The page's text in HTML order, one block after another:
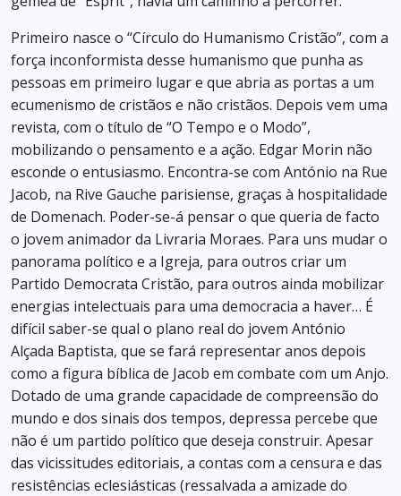
Primeiro nasce o “Círculo do Humanismo Cristão”, com a
força inconformista desse humanismo que punha as
pessoas em primeiro lugar e que abria as portas a um
ecumenismo de cristãos e não cristãos. Depois vem uma
revista, com o título de “O Tempo e o Modo”,
mobilizando o pensamento e a ação. Edgar Morin não
esconde o entusiasmo. Encontra-se com António na Rue
Jacob, na Rive Gauche parisiense, graças à hospitalidade
de Domenach. Poder-se-á pensar o que queria de facto
o jovem animador da Livraria Moraes. Para uns mudar o
panorama político e a Igreja, para outros criar um
Partido Democrata Cristão, para outros ainda mobilizar
energias intelectuais para uma democracia a haver… É
difícil saber-se qual o plano real do jovem António
Alçada Baptista, que se fará representar anos depois
como a figura bíblica de Jacob em combate com um Anjo.
Dotado de uma grande capacidade de compreensão do
mundo e dos sinais dos tempos, depressa percebe que
não é um partido político que deseja construir. Apesar
das vicissitudes editoriais, a contas com a censura e das
resistências eclesiásticas (ressalvada a amizade do